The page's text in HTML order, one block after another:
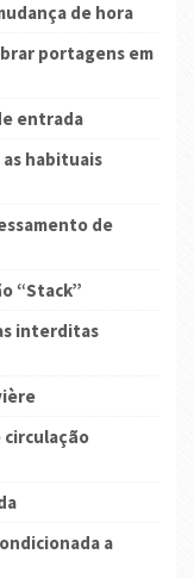
de hora
portagens em
entrada
as habituais
de
“Stack”
interditas
circulação
a